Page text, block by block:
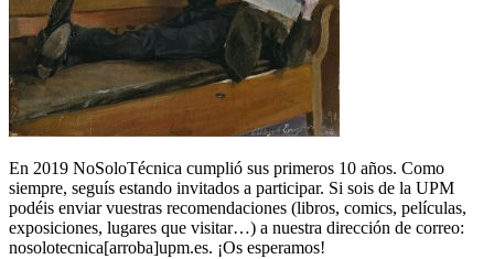
En 2019 NoSoloTécnica cumplió sus primeros 10 años. Como
siempre, seguís estando invitados a participar. Si sois de la UPM
podéis enviar vuestras recomendaciones (libros, comics, películas,
exposiciones, lugares que visitar…) a nuestra dirección de correo:
nosolotecnica[arroba]upm.es. ¡Os esperamos!